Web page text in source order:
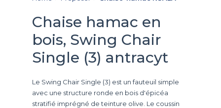
Chaise hamac en
bois, Swing Chair
Single (3) antracyt
Le Swing Chair Single (3) est un fauteuil simple
avec une structure ronde en bois d'épicéa
stratifié imprégné de teinture olive. Le coussin